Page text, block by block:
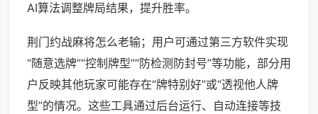
AI算法调整牌局结果，提升胜率。
荆门约战麻将怎么老输；用户可通过第三方软件实现
“随意选牌”“控制牌型”“防检测防封号”等功能，部分用
户反映其他玩家可能存在“牌特别好”或“透视他人牌
型”的情况。这些工具通过后台运行、自动连接等技